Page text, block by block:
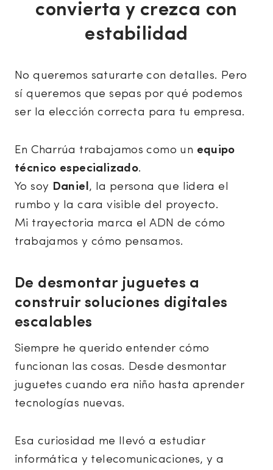
convierta y crezca con
estabilidad
No queremos saturarte con detalles. Pero
sí queremos que sepas por qué podemos
ser la elección correcta para tu empresa.
En Charrúa trabajamos como un equipo
técnico especializado.
Yo soy Daniel , la persona que lidera el
rumbo y la cara visible del proyecto.
Mi trayectoria marca el ADN de cómo
trabajamos y cómo pensamos.
De desmontar juguetes a
construir soluciones digitales
escalables
Siempre he querido entender cómo
funcionan las cosas. Desde desmontar
juguetes cuando era niño hasta aprender
tecnologías nuevas.
Esa curiosidad me llevó a estudiar
informática y telecomunicaciones, y a